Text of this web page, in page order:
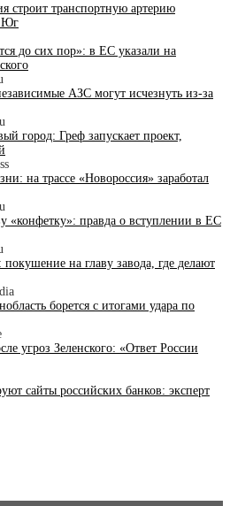
строит транспортную артерию
Юг
до сих пор»: в ЕС указали на
АЗС могут исчезнуть из-за
город: Греф запускает проект,
на трассе «Новороссия» заработал
«конфетку»: правда о вступлении в ЕС
на главу завода, где делают
борется с итогами удара по
угроз Зеленского: «Ответ России
сайты российских банков: эксперт